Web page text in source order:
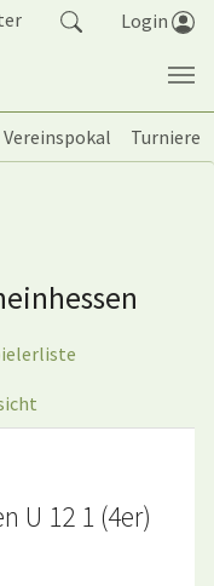
Login
Vereinspokal
Turniere
U 12 1 (4er)